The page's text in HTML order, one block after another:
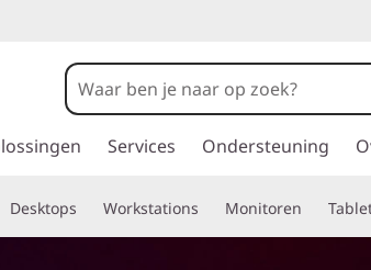
Services Ondersteuning
Desktops Workstations Monitoren